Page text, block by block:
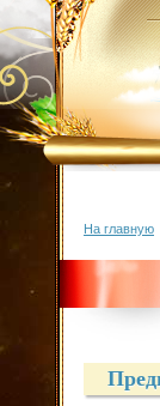
На главную